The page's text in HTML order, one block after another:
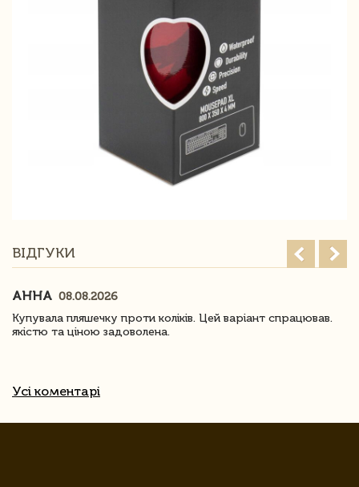
ВІДГУКИ
АННА 08.08.2026
Купувала пляшечку проти коліків. Цей варіант спрацював.
якістю та ціною задоволена.
Усі коментарі